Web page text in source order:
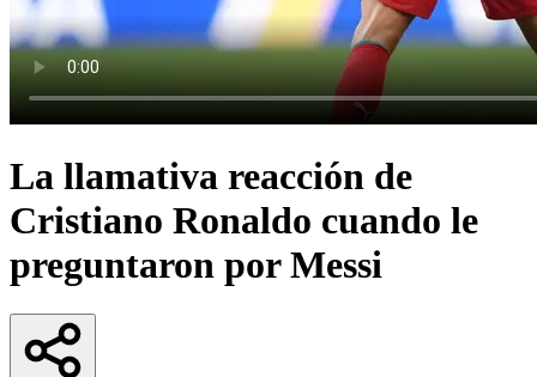
La llamativa reacción de
Cristiano Ronaldo cuando le
preguntaron por Messi